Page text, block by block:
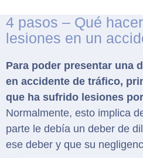
4 pasos – Qué
lesiones en un
Para poder presentar una
en accidente de tráfico,
que ha sufrido lesiones
Normalmente, esto implica
parte le debía un deber de
ese deber y que su